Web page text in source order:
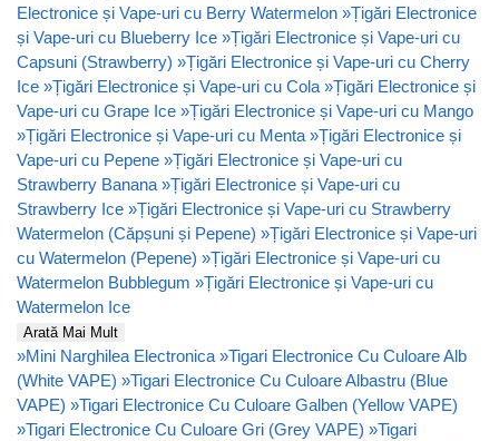
Electronice și Vape-uri cu Berry Watermelon »Țigări Electronice
și Vape-uri cu Blueberry Ice »Țigări Electronice și Vape-uri cu
Capsuni (Strawberry) »Țigări Electronice și Vape-uri cu Cherry
Ice »Țigări Electronice și Vape-uri cu Cola »Țigări Electronice și
Vape-uri cu Grape Ice »Țigări Electronice și Vape-uri cu Mango
»Țigări Electronice și Vape-uri cu Menta »Țigări Electronice și
Vape-uri cu Pepene »Țigări Electronice și Vape-uri cu
Strawberry Banana »Țigări Electronice și Vape-uri cu
Strawberry Ice »Țigări Electronice și Vape-uri cu Strawberry
Watermelon (Căpșuni și Pepene) »Țigări Electronice și Vape-uri
cu Watermelon (Pepene) »Țigări Electronice și Vape-uri cu
Watermelon Bubblegum »Țigări Electronice și Vape-uri cu
Watermelon Ice
Arată Mai Mult
»Mini Narghilea Electronica »Tigari Electronice Cu Culoare Alb
(White VAPE) »Tigari Electronice Cu Culoare Albastru (Blue
VAPE) »Tigari Electronice Cu Culoare Galben (Yellow VAPE)
»Tigari Electronice Cu Culoare Gri (Grey VAPE) »Tigari